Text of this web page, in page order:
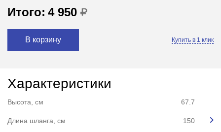
Итого: 4 950
В корзину Купить в 1 клик
Характеристики
Высота, см 67.7
Длина шланга, см 150